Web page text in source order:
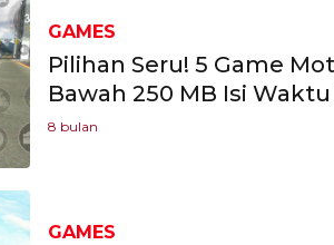
GAMES
Pilihan Seru! 5 Game
Bawah 250 MB Isi
8 bulan
GAMES